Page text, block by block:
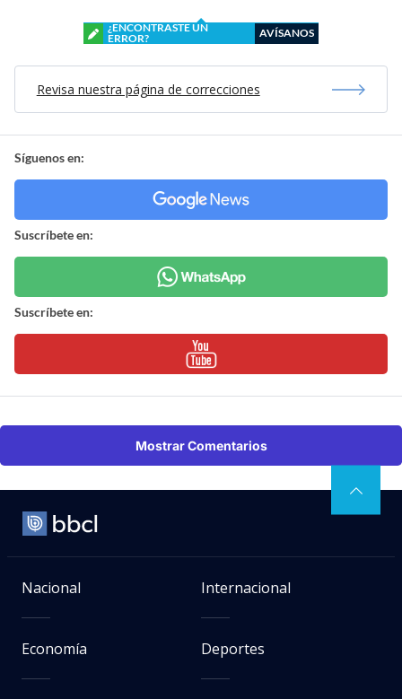
¿ENCONTRASTE UN
ERROR?
AVÍSANOS
Revisa nuestra página de correcciones
Síguenos en:
Suscríbete en:
Suscríbete en:
Mostrar Comentarios
Nacional Internacional
Economía Deportes